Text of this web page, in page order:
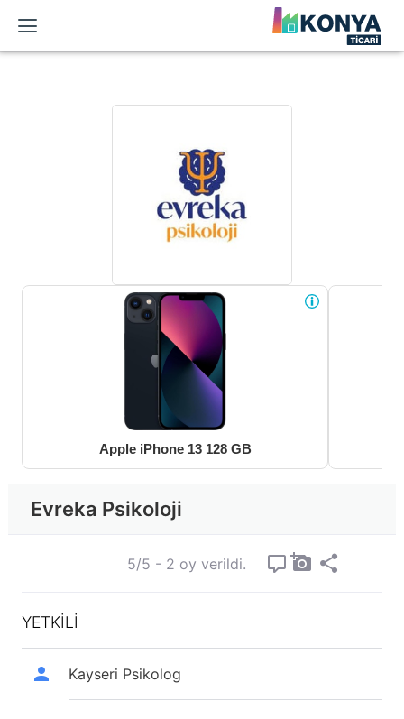
Apple iPhone 13 128 GB
Evreka Psikoloji
5/5 - 2 oy verildi.
YETKİLİ
Kayseri Psikolog